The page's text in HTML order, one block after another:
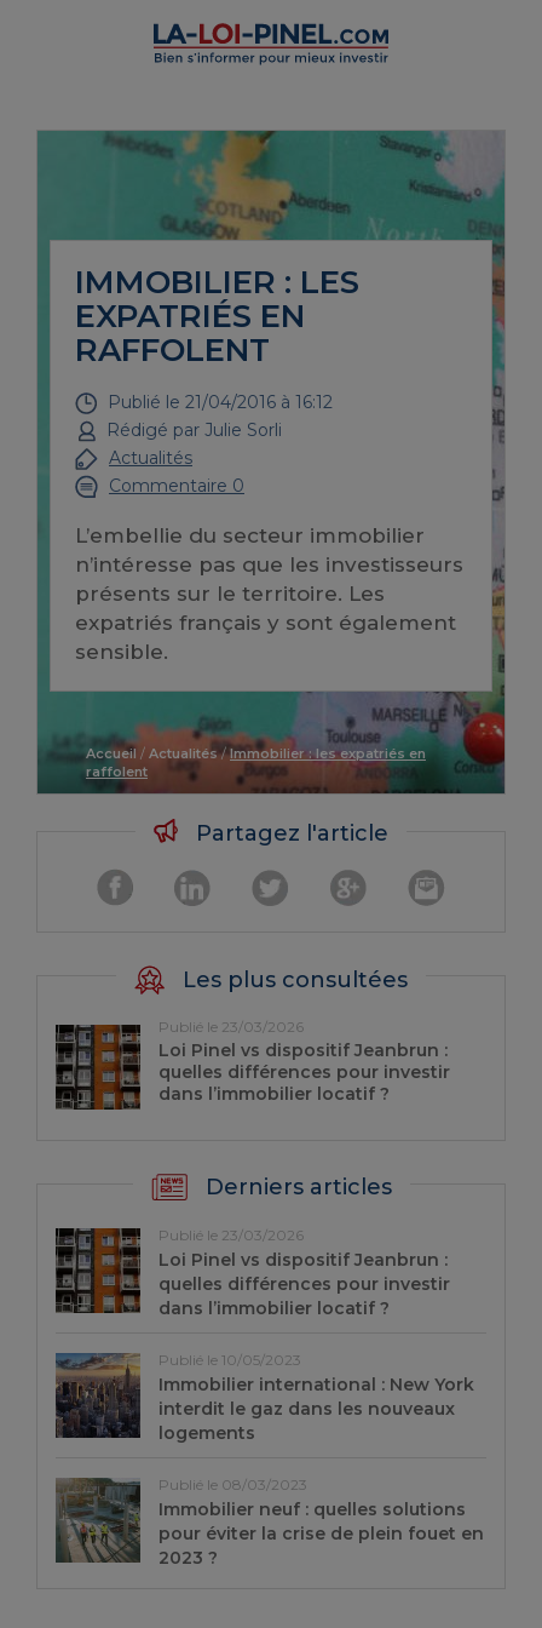
IMMOBILIER : LES
EXPATRIÉS EN
RAFFOLENT
Publié le 21/04/2016 à 16:12
Rédigé par Julie Sorli
Actualités
Commentaire 0
L’embellie du secteur immobilier
n’intéresse pas que les investisseurs
présents sur le territoire. Les
expatriés français y sont également
sensible.
Accueil / Actualités/Immobilier : les expatriés en
raffolent
Partagez l'article
Les plus consultées
Publié le 23/03/2026
Loi Pinel vs dispositif Jeanbrun :
quelles différences pour investir
dans l’immobilier locatif ?
Derniers articles
Publié le 23/03/2026
Loi Pinel vs dispositif Jeanbrun :
quelles différences pour investir
dans l’immobilier locatif ?
Publié le 10/05/2023
Immobilier international : New York
interdit le gaz dans les nouveaux
logements
Publié le 08/03/2023
Immobilier neuf : quelles solutions
pour éviter la crise de plein fouet en
2023 ?